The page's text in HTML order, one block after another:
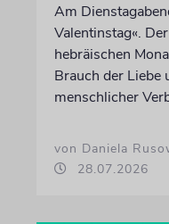
Am
Valentinstag«.
hebräischen
Brauch der Liebe
menschlicher
von Daniela
28.07.2026